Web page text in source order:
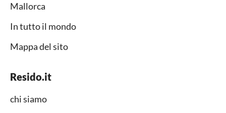
Mallorca
In tutto il mondo
Mappa del sito
Resido.it
chi siamo